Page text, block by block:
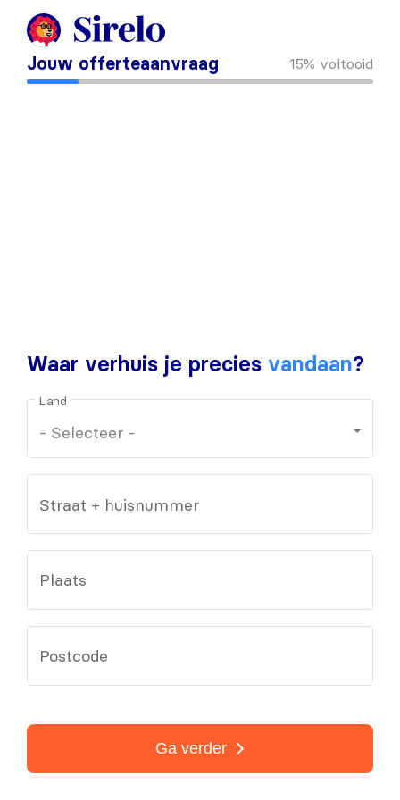
Jouw offerteaanvraag 15% voltooid
Waar verhuis je precies vandaan?
Land
Straat + huisnummer
Plaats
Postcode
Ga verder